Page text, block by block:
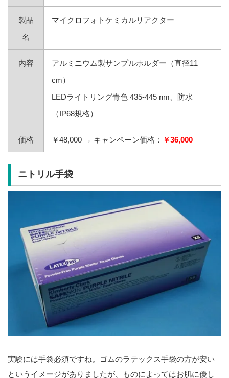
製品
名
マイクロフォトケミカルリアクター
内容
アルミニウム製サンプルホルダー（直径11
cm）
LEDライトリング青色 435-445 nm、防水
（IP68規格）
価格 ￥48,000 → キャンペーン価格： ￥36,000
ニトリル手袋
実験には手袋必須ですね。ゴムのラテックス手袋の方が安い
というイメージがありましたが、ものによってはお肌に優し